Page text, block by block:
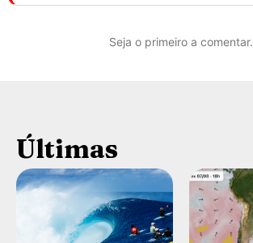
Seja o primeiro a comentar.
Últimas